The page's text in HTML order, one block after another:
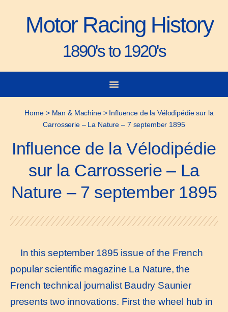
Motor Racing History
1890's to 1920's
Home> Man & Machine> Influence de la Vélodipédie sur la
Carrosserie – La Nature – 7 september 1895
Influence de la Vélodipédie
sur la Carrosserie – La
Nature – 7 september 1895
In this september 1895 issue of the French
popular scientific magazine La Nature, the
French technical journalist Baudry Saunier
presents two innovations. First the wheel hub in